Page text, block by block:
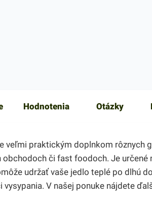
Hodnotenia Otázky
veľmi praktickým doplnkom rôznych
či fast foodoch. Je
udržať vaše jedlo teplé po dlhú
V našej ponuke nájdete